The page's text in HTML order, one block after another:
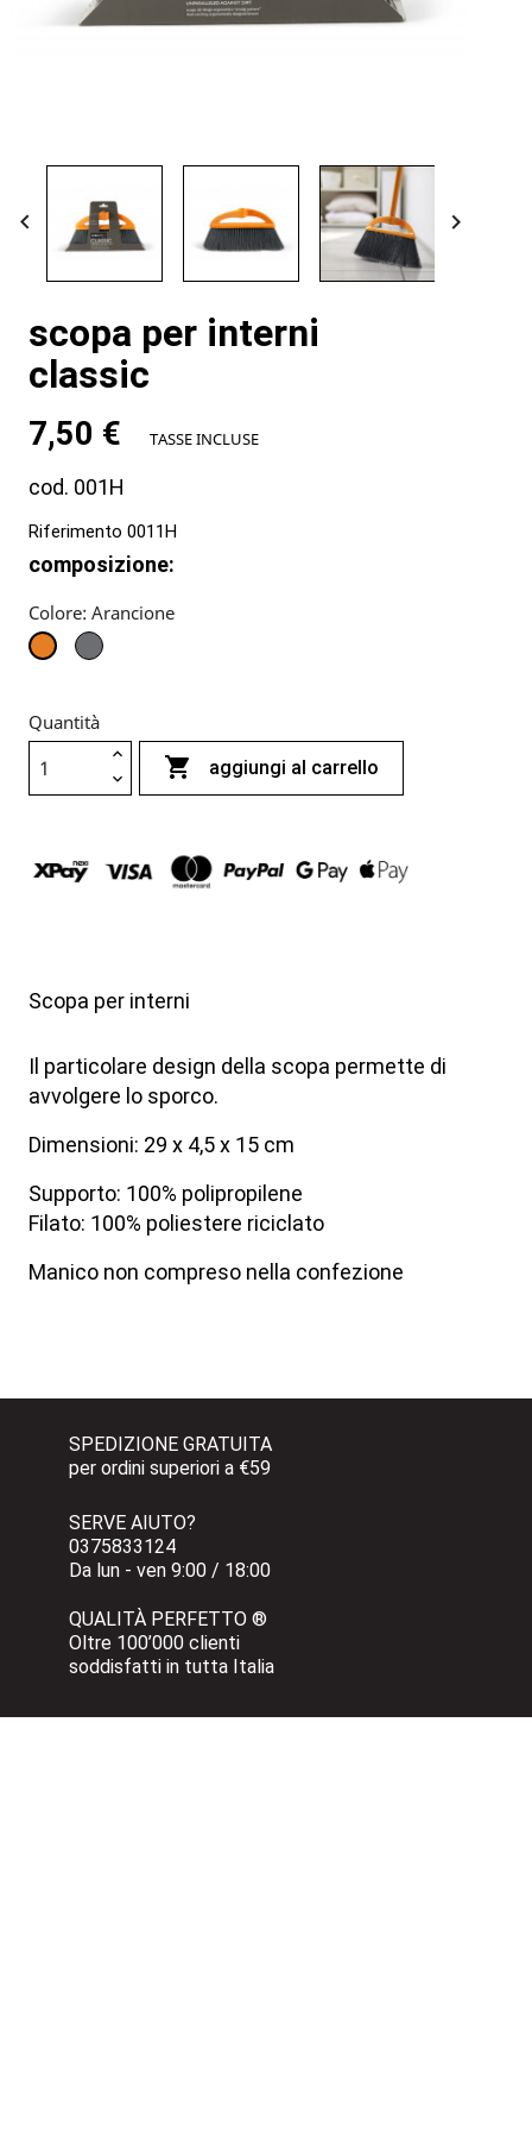
 
scopa per interni
classic
7,50 € TASSE INCLUSE
cod. 001H
Riferimento 0011H
composizione:
Colore: Arancione
Arancione
Grigio
Quantità
 aggiungi al carrello
Scopa per interni
Il particolare design della scopa permette di
avvolgere lo sporco.
Dimensioni: 29 x 4,5 x 15 cm
Supporto: 100% polipropilene
Filato: 100% poliestere riciclato
Manico non compreso nella confezione
SPEDIZIONE GRATUITA
per ordini superiori a €59
SERVE AIUTO?
0375833124
Da lun - ven 9:00 / 18:00
QUALITÀ PERFETTO ®
Oltre 100’000 clienti
soddisfatti in tutta Italia